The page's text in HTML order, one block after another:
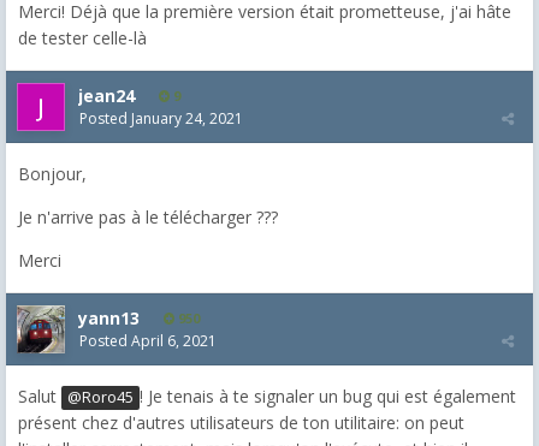
Merci! Déjà que la première version était prometteuse, j'ai hâte
de tester celle-là
jean24 9
Posted January 24, 2021
Bonjour,
Je n'arrive pas à le télécharger ???
Merci
yann13 950
Posted April 6, 2021
Salut @Roro45 ! Je tenais à te signaler un bug qui est également
présent chez d'autres utilisateurs de ton utilitaire: on peut